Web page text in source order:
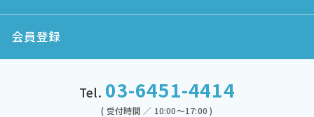
会員登録
Tel. 03-6451-4414
( 受付時間 ／ 10:00～17:00 )